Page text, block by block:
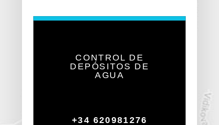
CONTROL DE
DEPÓSITOS DE
AGUA
+34 620981276